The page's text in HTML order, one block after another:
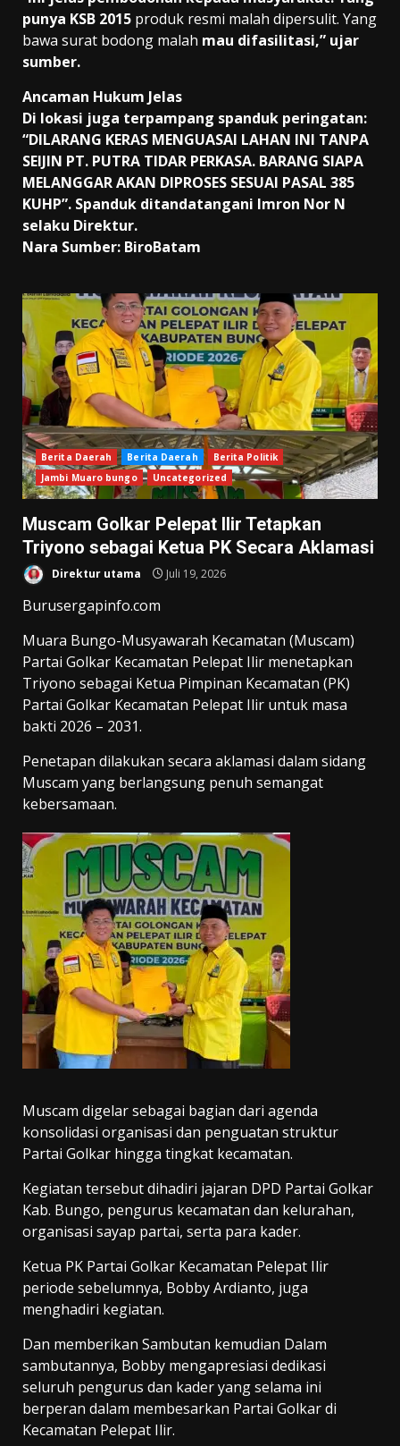
punya KSB 2015 produk resmi malah dipersulit. Yang
bawa surat bodong malah mau difasilitasi,” ujar
sumber.
Ancaman Hukum Jelas
Di lokasi juga terpampang spanduk peringatan:
“DILARANG KERAS MENGUASAI LAHAN INI TANPA
SEIJIN PT. PUTRA TIDAR PERKASA. BARANG SIAPA
MELANGGAR AKAN DIPROSES SESUAI PASAL 385
KUHP”. Spanduk ditandatangani Imron Nor N
selaku Direktur.
Nara Sumber: BiroBatam
Berita Daerah Berita Daerah
Berita Politik
Jambi Muaro bungo
Uncategorized
Muscam Golkar Pelepat Ilir Tetapkan
Triyono sebagai Ketua PK Secara Aklamasi
Direktur utama Juli 19, 2026
Burusergapinfo.com
Muara Bungo-Musyawarah Kecamatan (Muscam)
Partai Golkar Kecamatan Pelepat Ilir menetapkan
Triyono sebagai Ketua Pimpinan Kecamatan (PK)
Partai Golkar Kecamatan Pelepat Ilir untuk masa
bakti 2026 – 2031.
Penetapan dilakukan secara aklamasi dalam sidang
Muscam yang berlangsung penuh semangat
kebersamaan.
Muscam digelar sebagai bagian dari agenda
konsolidasi organisasi dan penguatan struktur
Partai Golkar hingga tingkat kecamatan.
Kegiatan tersebut dihadiri jajaran DPD Partai Golkar
Kab. Bungo, pengurus kecamatan dan kelurahan,
organisasi sayap partai, serta para kader.
Ketua PK Partai Golkar Kecamatan Pelepat Ilir
periode sebelumnya, Bobby Ardianto, juga
menghadiri kegiatan.
Dan memberikan Sambutan kemudian Dalam
sambutannya, Bobby mengapresiasi dedikasi
seluruh pengurus dan kader yang selama ini
berperan dalam membesarkan Partai Golkar di
Kecamatan Pelepat Ilir.